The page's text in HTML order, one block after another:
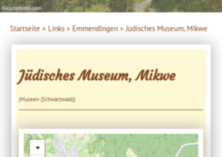
4ws-netdesign
Startseite > Links > Emmendingen >Jüdisches Museum, Mikwe
Jüdisches Museum, Mikwe
(Museen (Schwarzwald))
+